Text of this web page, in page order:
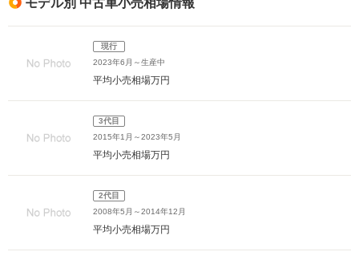
モデル別 中古車小売相場情報
現行
2023年6月～生産中
平均小売相場万円
3代目
2015年1月～2023年5月
平均小売相場万円
2代目
2008年5月～2014年12月
平均小売相場万円